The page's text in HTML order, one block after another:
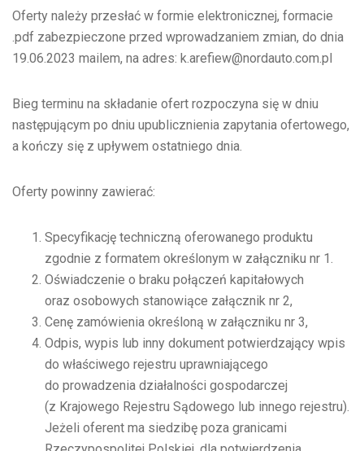
Oferty należy przesłać w formie elektronicznej, formacie
.pdf zabezpieczone przed wprowadzaniem zmian, do dnia
19.06.2023 mailem, na adres: k.arefiew@nordauto.com.pl
Bieg terminu na składanie ofert rozpoczyna się w dniu
następującym po dniu upublicznienia zapytania ofertowego,
a kończy się z upływem ostatniego dnia.
Oferty powinny zawierać:
Specyfikację techniczną oferowanego produktu
zgodnie z formatem określonym w załączniku nr 1.
Oświadczenie o braku połączeń kapitałowych
oraz osobowych stanowiące załącznik nr 2,
Cenę zamówienia określoną w załączniku nr 3,
Odpis, wypis lub inny dokument potwierdzający wpis
do właściwego rejestru uprawniającego
do prowadzenia działalności gospodarczej
(z Krajowego Rejestru Sądowego lub innego rejestru).
Jeżeli oferent ma siedzibę poza granicami